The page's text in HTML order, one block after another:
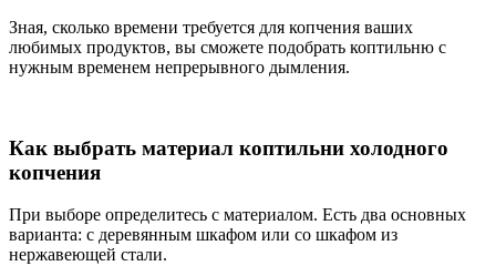
Зная, сколько времени требуется для копчения ваших
любимых продуктов, вы сможете подобрать коптильню с
нужным временем непрерывного дымления.
Как выбрать материал коптильни холодного
копчения
При выборе определитесь с материалом. Есть два основных
варианта: с деревянным шкафом или со шкафом из
нержавеющей стали.